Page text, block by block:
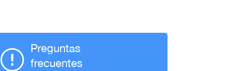
Preguntas
frecuentes